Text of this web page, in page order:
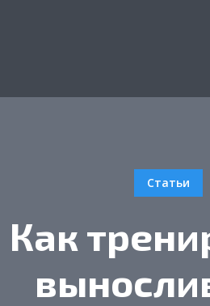
Статьи
Как